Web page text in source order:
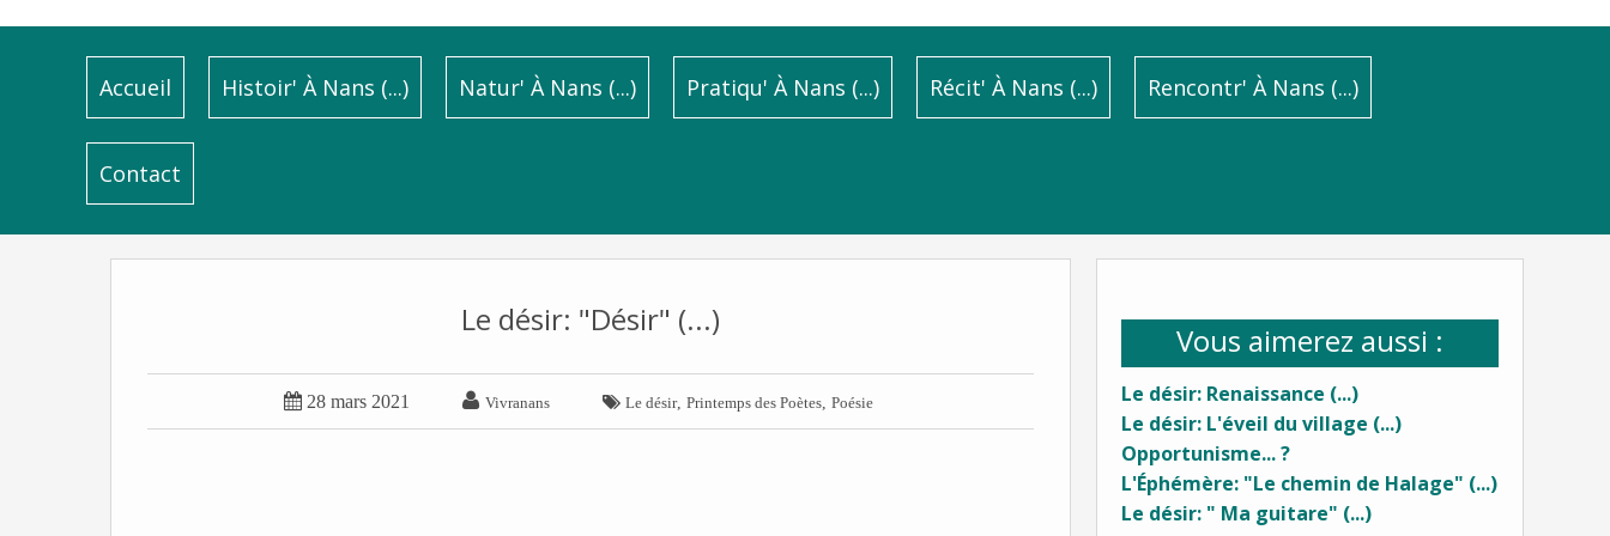
Accueil Histoir' À Nans (...) Natur' À Nans (...) Pratiqu' À Nans (...) Récit' À Nans (...) Rencontr' À Nans (...)
Contact
Vous aimerez aussi :
Le désir: Renaissance (...)
Le désir: L'éveil du village (...)
Opportunisme... ?
L'Éphémère: "Le chemin de Halage" (...)
Le désir: " Ma guitare" (...)
Le désir: "Désir" (...)
 28 mars 2021  Vivranans  Le désir, Printemps des Poètes Poésie